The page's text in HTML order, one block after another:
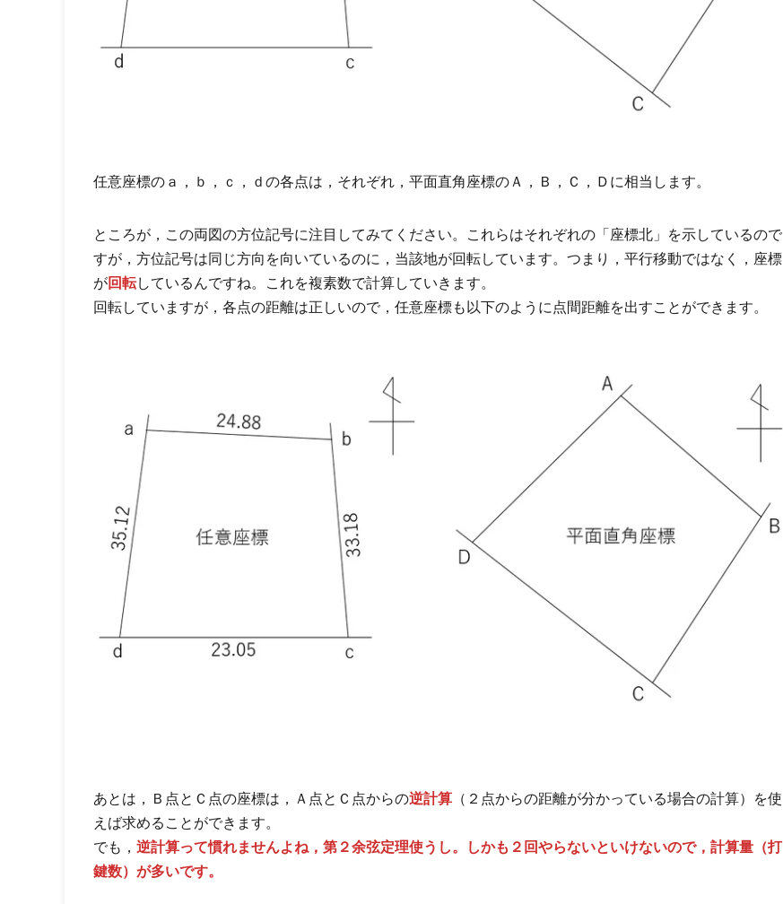
任意座標のａ，ｂ，ｃ，ｄの各点は，それぞれ，平面直角座標のＡ，Ｂ，Ｃ，Ｄに相当します。
ところが，この両図の方位記号に注目してみてください。これらはそれぞれの「座標北」を示しているので
すが，方位記号は同じ方向を向いているのに，当該地が回転しています。つまり，平行移動ではなく，座標
が回転しているんですね。これを複素数で計算していきます。
回転していますが，各点の距離は正しいので，任意座標も以下のように点間距離を出すことができます。
あとは，Ｂ点とＣ点の座標は，Ａ点とＣ点からの逆計算 （２点からの距離が分かっている場合の計算）を使
えば求めることができます。
でも， 逆計算って慣れませんよね，第２余弦定理使うし。しかも２回やらないといけないので，計算量（打
鍵数）が多いです。